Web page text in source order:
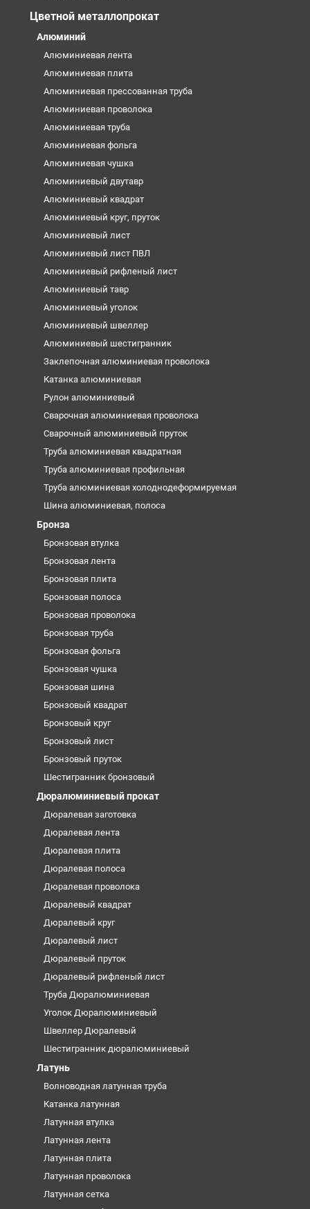
Цветной металлопрокат
Алюминий
Алюминиевая лента
Алюминиевая плита
Алюминиевая прессованная труба
Алюминиевая проволока
Алюминиевая труба
Алюминиевая фольга
Алюминиевая чушка
Алюминиевый двутавр
Алюминиевый квадрат
Алюминиевый круг, пруток
Алюминиевый лист
Алюминиевый лист ПВЛ
Алюминиевый рифленый лист
Алюминиевый тавр
Алюминиевый уголок
Алюминиевый швеллер
Алюминиевый шестигранник
Заклепочная алюминиевая проволока
Катанка алюминиевая
Рулон алюминиевый
Сварочная алюминиевая проволока
Сварочный алюминиевый пруток
Труба алюминиевая квадратная
Труба алюминиевая профильная
Труба алюминиевая холоднодеформируемая
Шина алюминиевая, полоса
Бронза
Бронзовая втулка
Бронзовая лента
Бронзовая плита
Бронзовая полоса
Бронзовая проволока
Бронзовая труба
Бронзовая фольга
Бронзовая чушка
Бронзовая шина
Бронзовый квадрат
Бронзовый круг
Бронзовый лист
Бронзовый пруток
Шестигранник бронзовый
Дюралюминиевый прокат
Дюралевая заготовка
Дюралевая лента
Дюралевая плита
Дюралевая полоса
Дюралевая проволока
Дюралевый квадрат
Дюралевый круг
Дюралевый лист
Дюралевый пруток
Дюралевый рифленый лист
Труба Дюралюминиевая
Уголок Дюралюминиевый
Швеллер Дюралевый
Шестигранник дюралюминиевый
Латунь
Волноводная латунная труба
Катанка латунная
Латунная втулка
Латунная лента
Латунная плита
Латунная проволока
Латунная сетка